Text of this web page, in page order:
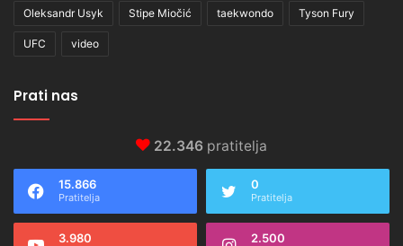
Oleksandr Usyk Stipe Miočić taekwondo Tyson Fury
UFC video
Prati nas
22.346 pratitelja
15.866
Pratitelja
0
Pratitelja
3.980 2.500